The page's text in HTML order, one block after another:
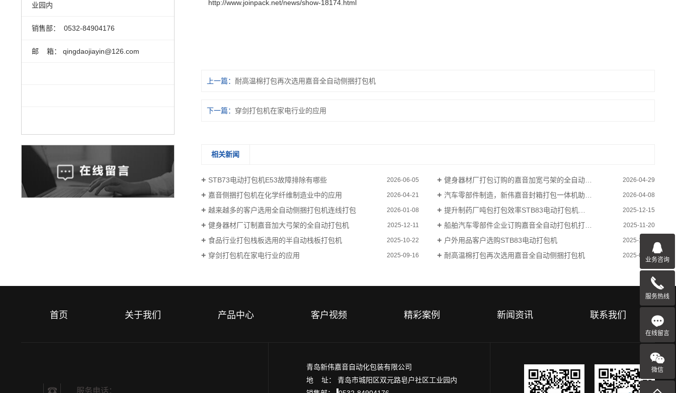
业园内
销售部： 0532-84904176
邮 箱： qingdaojiayin@126.com
http://www.joinpack.net/news/show-18174.html
上一篇： 耐高温棉打包再次选用嘉音全自动侧捆打包机
下一篇： 穿剑打包机在家电行业的应用
相关新闻
STB73电动打包机E53故障排除有哪些 2026-06-05 健身器材厂打包订购的嘉音加宽弓架的全自动打包机 2026-04-29
嘉音侧捆打包机在化学纤维制造业中的应用 2026-04-21 汽车零部件制造，新伟嘉音封箱打包一体机助力企业提质增效 2026-04-08
越来越多的客户选用全自动侧捆打包机连线打包 2026-01-08 提升制药厂吨包打包效率STB83电动打包机引领智能化升级 2025-12-15
健身器材厂订制嘉音加大弓架的全自动打包机 2025-12-11 船舶汽车零部件企业订购嘉音全自动打包机打包方案 2025-11-20
食品行业打包栈板选用的半自动栈板打包机 2025-10-22 户外用品客户选购STB83电动打包机 2025-10-17
穿剑打包机在家电行业的应用 2025-09-16 耐高温棉打包再次选用嘉音全自动侧捆打包机 2025-06-20
首页 关于我们 产品中心 客户视频 精彩案例 新闻资讯 联系我们
服务电话：
青岛新伟嘉音自动化包装有限公司
地 址： 青岛市城阳区双元路皂户社区工业园内
业务咨询
服务热线
在线留言
微信